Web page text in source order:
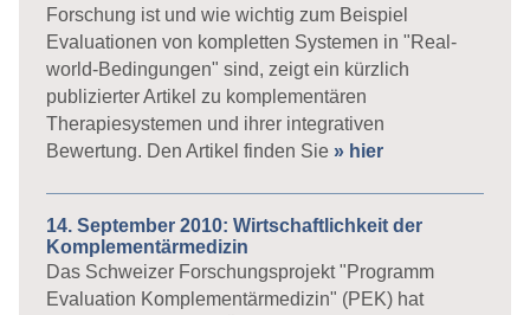
Forschung ist und wie wichtig zum Beispiel
Evaluationen von kompletten Systemen in "Real-
world-Bedingungen" sind, zeigt ein kürzlich
publizierter Artikel zu komplementären
Therapiesystemen und ihrer integrativen
Bewertung. Den Artikel finden Sie » hier
14. September 2010: Wirtschaftlichkeit der
Komplementärmedizin
Das Schweizer Forschungsprojekt "Programm
Evaluation Komplementärmedizin" (PEK) hat